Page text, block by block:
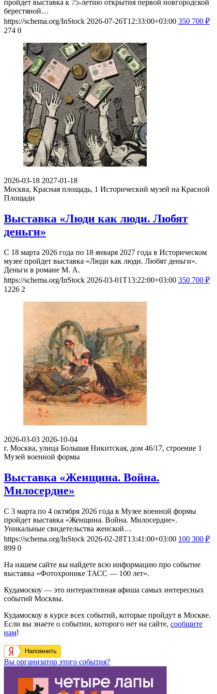
пройдет выставка к 75-летию открытия первой новгородской
берестяной…
https://schema.org/InStock 2026-07-26T12:33:00+03:00 350 700 ₽
274 0
2026-03-18 2027-01-18
Москва, Красная площадь, 1 Исторический музей на Красной
Площади
Выставка «Люди как люди. Любят
деньги»
С 18 марта 2026 года по 18 января 2027 года в Историческом
музее пройдет выставка «Люди как люди. Любят деньги».
Деньги в романе М. А.
https://schema.org/InStock 2026-03-01T13:22:00+03:00 350 700 ₽
1226 2
2026-03-03 2026-10-04
г. Москва, улица Большая Никитская, дом 46/17, строение 1
Музей военной формы
Выставка «Женщина. Война.
Милосердие»
С 3 марта по 4 октября 2026 года в Музее военной формы
пройдет выставка «Женщина. Война. Милосердие».
Уникальные свидетельства женской…
https://schema.org/InStock 2026-02-28T13:41:00+03:00 100 300 ₽
899 0
На нашем сайте вы найдете всю информацию про событие
выставка «Фотохронике ТАСС — 100 лет».
Кудамоскоу — это интерактивная афиша самых интересных
событий Москвы.
Кудамоскоу в курсе всех событий, которые пройдут в Москве.
Если вы знаете о событии, которого нет на сайте, сообщите
нам!
Напомнить
Вы организатор этого события?